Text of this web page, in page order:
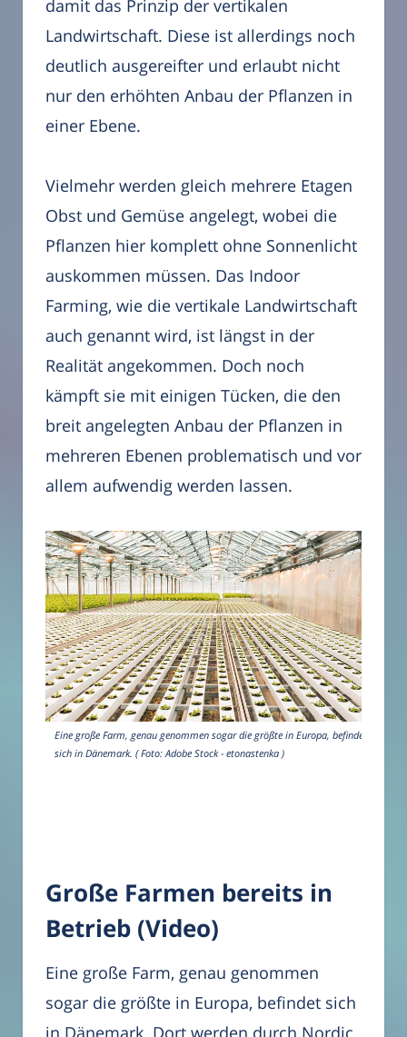
damit das Prinzip der vertikalen
Landwirtschaft. Diese ist allerdings noch
deutlich ausgereifter und erlaubt nicht
nur den erhöhten Anbau der Pflanzen in
einer Ebene.
Vielmehr werden gleich mehrere Etagen
Obst und Gemüse angelegt, wobei die
Pflanzen hier komplett ohne Sonnenlicht
auskommen müssen. Das Indoor
Farming, wie die vertikale Landwirtschaft
auch genannt wird, ist längst in der
Realität angekommen. Doch noch
kämpft sie mit einigen Tücken, die den
breit angelegten Anbau der Pflanzen in
mehreren Ebenen problematisch und vor
allem aufwendig werden lassen.
Eine große Farm, genau genommen sogar die größte in Europa, befindet
sich in Dänemark. ( Foto: Adobe Stock - etonastenka )
Große Farmen bereits in
Betrieb (Video)
Eine große Farm, genau genommen
sogar die größte in Europa, befindet sich
in Dänemark. Dort werden durch Nordic